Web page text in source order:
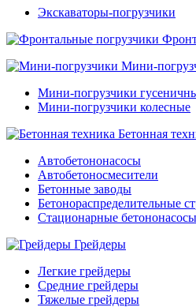
Экскаваторы-погрузчики
Мини-
Мини-погрузчики
Мини-погрузчики колесные
Бетонная
Автобетононасосы
Автобетоносмесители
Бетонные заводы
Бетонораспределительные
Стационарные бетононасосы
Грейдеры
Легкие грейдеры
Средние грейдеры
Тяжелые грейдеры